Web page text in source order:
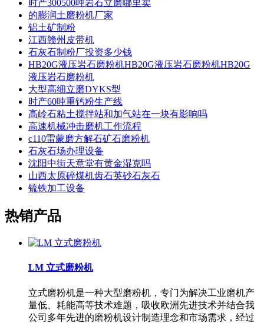
时产300500吨岩石立磨哪里卖
的膨润土磨粉机厂家
铝土矿制粉
江西赣州皮带机
石灰石制粉厂投资多少钱
HB20G液压岩石磨粉机HB20G液压岩石磨粉机HB20G
液压岩石磨粉机
大型高细立磨DYKS型
时产60吨重钙粉生产线
高岭石粘土搅拌站和加气站在一块有影响吗
高速机械冲击磨机工作流程
c110雷蒙磨方解石矿石磨粉机
石灰石场办理设备
沈阳中街天意堂有黄金湿克吗
山西太原碎煤机齿石英砂石灰石
锍铁加工设备
热销产品
LM 立式磨粉机
立式磨粉机是一种大型磨粉机，专门为解决工业磨机产
量低、耗能高等技术难题，吸收欧洲先进技术并结合我
公司多年先进的磨粉机设计制造理念和市场需求，经过